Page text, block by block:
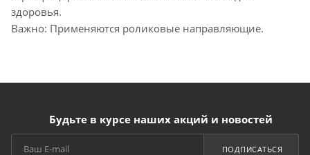
здоровья.
Важно: Применяются роликовые направляющие.
Будьте в курсе наших акций и новостей
ПОДПИСАТЬСЯ